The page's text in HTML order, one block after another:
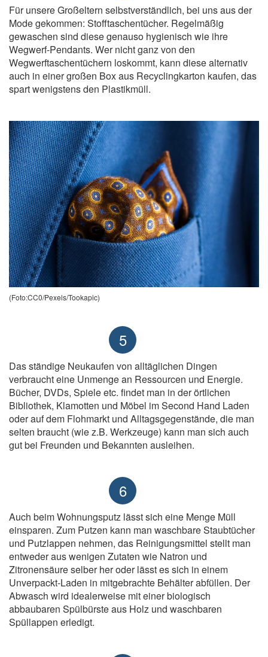
Für unsere Großeltern selbstverständlich, bei uns aus der
Mode gekommen: Stofftaschentücher. Regelmäßig
gewaschen sind diese genauso hygienisch wie ihre
Wegwerf-Pendants. Wer nicht ganz von den
Wegwerftaschentüchern loskommt, kann diese alternativ
auch in einer großen Box aus Recyclingkarton kaufen, das
spart wenigstens den Plastikmüll.
(Foto:CC0/Pexels/Tookapic)
5
Das ständige Neukaufen von alltäglichen Dingen
verbraucht eine Unmenge an Ressourcen und Energie.
Bücher, DVDs, Spiele etc. findet man in der örtlichen
Bibliothek, Klamotten und Möbel im Second Hand Laden
oder auf dem Flohmarkt und Alltagsgegenstände, die man
selten braucht (wie z.B. Werkzeuge) kann man sich auch
gut bei Freunden und Bekannten ausleihen.
6
Auch beim Wohnungsputz lässt sich eine Menge Müll
einsparen. Zum Putzen kann man waschbare Staubtücher
und Putzlappen nehmen, das Reinigungsmittel stellt man
entweder aus wenigen Zutaten wie Natron und
Zitronensäure selber her oder lässt es sich in einem
Unverpackt-Laden in mitgebrachte Behälter abfüllen. Der
Abwasch wird idealerweise mit einer biologisch
abbaubaren Spülbürste aus Holz und waschbaren
Spüllappen erledigt.